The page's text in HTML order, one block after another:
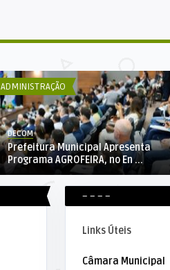
ADMINISTRAÇÃO
DECOM
Prefeitura Municipal Apresenta
Programa AGROFEIRA, no En ...
– – – –
Links Úteis
Câmara Municipal